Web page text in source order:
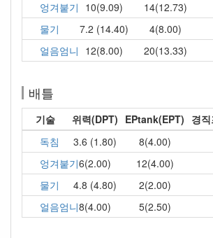
엉겨붙기 10(9.09) 14(12.73)
물기
7.2 (14.40) 4(8.00)
얼음엄니 12(8.00) 20(13.33)
배틀
기술 위력(DPT) EPtank(EPT) 경
독침
3.6 (1.80) 8(4.00)
엉겨붙기6(2.00) 12(4.00)
물기
4.8 (4.80) 2(2.00)
얼음엄니8(4.00) 5(2.50)